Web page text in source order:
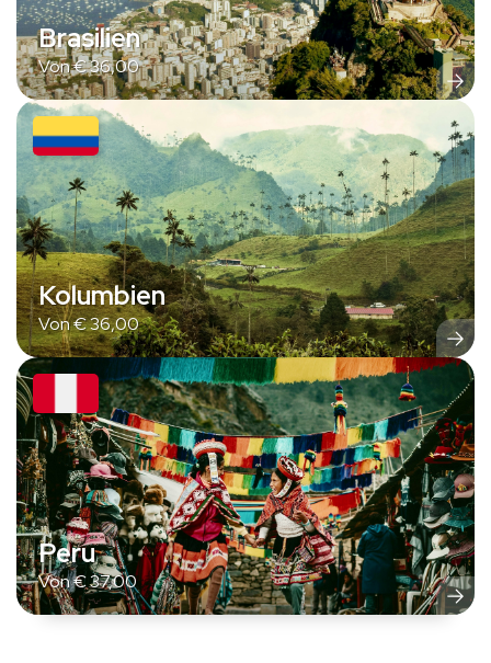
Brasilien
Von€36,00
Kolumbien
Von€36,00
Peru
Von€37,00